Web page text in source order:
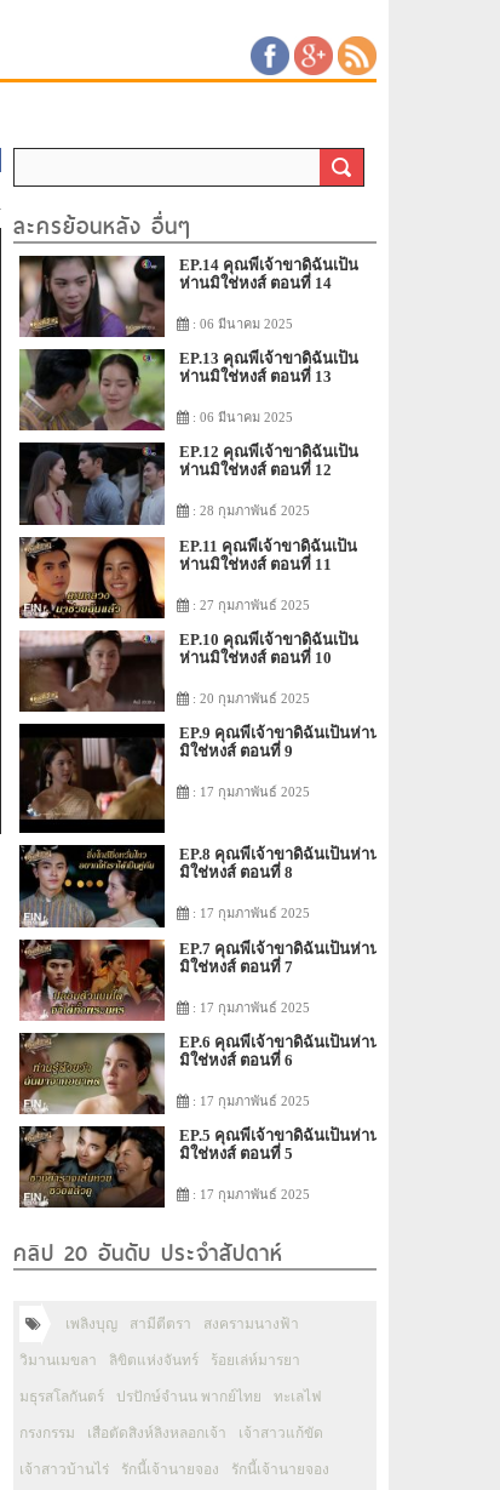
ละครย้อนหลัง อื่นๆ
EP.14 คุณพี่เจ้าขาดิฉันเป็น
ห่านมิใช่หงส์ ตอนที่ 14
: 06 มีนาคม 2025
EP.13 คุณพี่เจ้าขาดิฉันเป็น
ห่านมิใช่หงส์ ตอนที่ 13
: 06 มีนาคม 2025
EP.12 คุณพี่เจ้าขาดิฉันเป็น
ห่านมิใช่หงส์ ตอนที่ 12
: 28 กุมภาพันธ์ 2025
EP.11 คุณพี่เจ้าขาดิฉันเป็น
ห่านมิใช่หงส์ ตอนที่ 11
: 27 กุมภาพันธ์ 2025
EP.10 คุณพี่เจ้าขาดิฉันเป็น
ห่านมิใช่หงส์ ตอนที่ 10
: 20 กุมภาพันธ์ 2025
EP.9 คุณพี่เจ้าขาดิฉันเป็นห่าน
มิใช่หงส์ ตอนที่ 9
: 17 กุมภาพันธ์ 2025
EP.8 คุณพี่เจ้าขาดิฉันเป็นห่าน
มิใช่หงส์ ตอนที่ 8
: 17 กุมภาพันธ์ 2025
EP.7 คุณพี่เจ้าขาดิฉันเป็นห่าน
มิใช่หงส์ ตอนที่ 7
: 17 กุมภาพันธ์ 2025
EP.6 คุณพี่เจ้าขาดิฉันเป็นห่าน
มิใช่หงส์ ตอนที่ 6
: 17 กุมภาพันธ์ 2025
EP.5 คุณพี่เจ้าขาดิฉันเป็นห่าน
มิใช่หงส์ ตอนที่ 5
: 17 กุมภาพันธ์ 2025
คลิป 20 อันดับ ประจำสัปดาห์
เพลิงบุญ สามีตีตรา สงครามนางฟ้า
วิมานเมขลา ลิขิตแห่งจันทร์ ร้อยเล่ห์มารยา
มธุรสโลกันตร์ ปรปักษ์จำนน พากย์ไทย ทะเลไฟ
กรงกรรม เสือตัดสิงห์ลิงหลอกเจ้า เจ้าสาวแก้ขัด
เจ้าสาวบ้านไร่ รักนี้เจ้านายจอง รักนี้เจ้านายจอง